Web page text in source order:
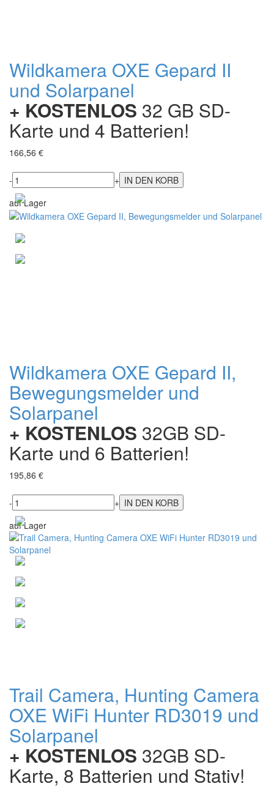
Wildkamera OXE Gepard II
und Solarpanel
+ KOSTENLOS 32 GB SD-
Karte und 4 Batterien!
166,56 €
-
+
auf Lager
Wildkamera OXE Gepard II,
Bewegungsmelder und
Solarpanel
+ KOSTENLOS 32GB SD-
Karte und 6 Batterien!
195,86 €
-
+
auf Lager
Trail Camera, Hunting Camera
OXE WiFi Hunter RD3019 und
Solarpanel
+ KOSTENLOS 32GB SD-
Karte, 8 Batterien und Stativ!